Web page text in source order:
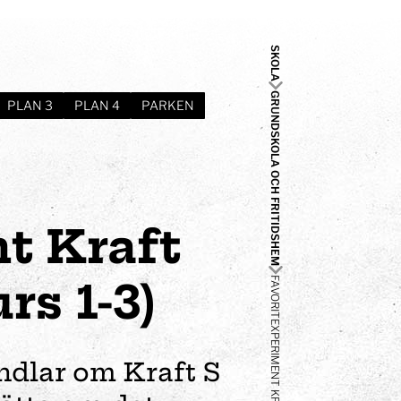
SKOLA
GRUNDSKOLA OCH FRITIDSHEM
PLAN 3 PLAN 4 PARKEN
Kraft
1-3)
om Kraft S